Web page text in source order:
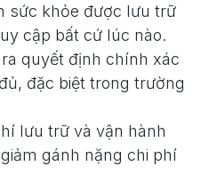
sức khỏe được lưu trữ
cập bất cứ lúc nào.
ra quyết định chính xác
đặc biệt trong trường
lưu trữ và vận hành
gánh nặng chi phí